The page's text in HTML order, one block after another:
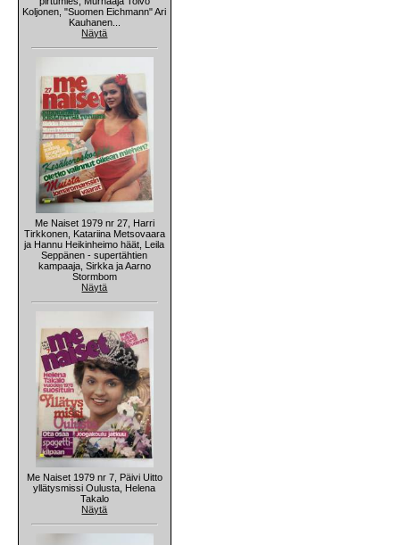
Koljonen, "Suomen Eichmann" Ari
Kauhanen...
Näytä
Me Naiset 1979 nr 27, Harri
Tirkkonen, Katariina Metsovaara
ja Hannu Heikinheimo häät, Leila
Seppänen - supertähtien
kampaaja, Sirkka ja Aarno
Stormbom
Näytä
Me Naiset 1979 nr 7, Päivi Uitto
yllätysmissi Oulusta, Helena
Takalo
Näytä